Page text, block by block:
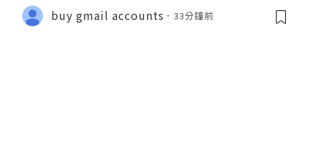
buy gmail accounts 33分鐘前